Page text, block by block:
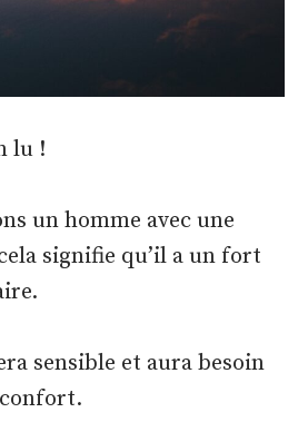
lu !
un homme avec une
signifie qu’il a un fort
sensible et aura besoin